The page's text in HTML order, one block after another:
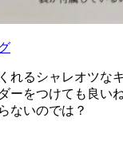
れるシャレオツな
ーをつけても良いね
ないのでは？